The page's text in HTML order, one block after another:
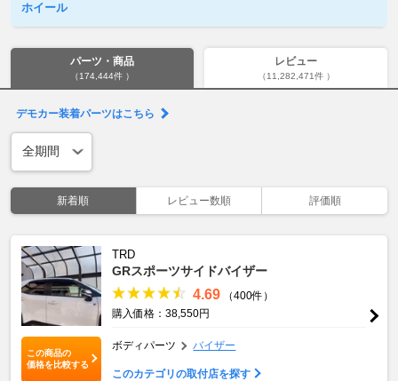
ホイール
パーツ・商品
（174,444件 ）
レビュー
（11,282,471件 ）
デモカー装着パーツはこちら
新着順 レビュー数順 評価順
この商品の
価格を比較する
TRD
GRスポーツサイドバイザー
4.69
（400件）
購入価格：38,550円
ボディパーツ バイザー
このカテゴリの取付店を探す